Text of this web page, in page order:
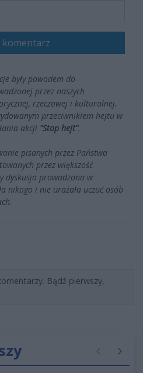
komentarz
były powodem do
przez naszych
rzeczowej i kulturalnej.
przeciwnikiem hejtu w
akcji "Stop hejt".
pisanych przez Państwa
przez większość
dyskusja prowadzona w
nikogo i nie urażała uczuć osób
Bądź pierwszy,
Poprzednie